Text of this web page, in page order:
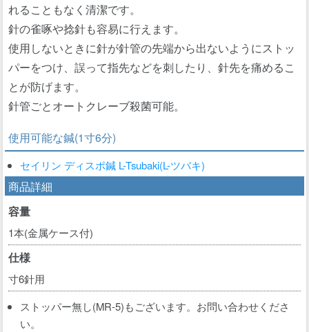
れることもなく清潔です。
針の雀啄や捻針も容易に行えます。
使用しないときに針が針管の先端から出ないようにストッ
パーをつけ、誤って指先などを刺したり、針先を痛めるこ
とが防げます。
針管ごとオートクレーブ殺菌可能。
使用可能な鍼(1寸6分)
セイリン ディスポ鍼 L-Tsubaki(L-ツバキ)
商品詳細
容量
1本(金属ケース付)
仕様
寸6針用
ストッパー無し(MR-5)もございます。お問い合わせくださ
い。